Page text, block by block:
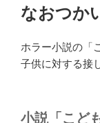
なおつか
ホラー小説の「
子供に対する接
小説「こど